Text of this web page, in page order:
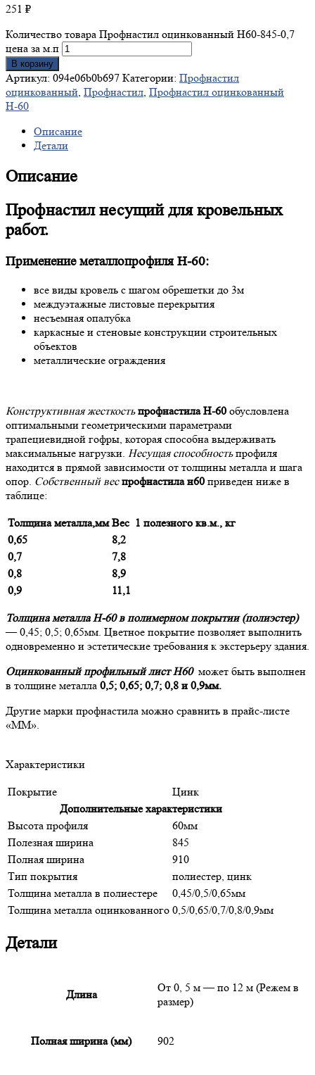
251 ₽
Количество товара Профнастил оцинкованный Н60-845-0,7
цена за м.п
В корзину
Артикул: 094e06b0b697 Категории: Профнастил
оцинкованный, Профнастил, Профнастил оцинкованный
Н-60
Описание
Детали
Описание
Профнастил несущий для кровельных
работ.
Применение металлопрофиля Н-60:
все виды кровель с шагом обрешетки до 3м
междуэтажные листовые перекрытия
несъемная опалубка
каркасные и стеновые конструкции строительных
объектов
металлические ограждения
Конструктивная жесткость профнастила Н-60 обусловлена
оптимальными геометрическими параметрами
трапециевидной гофры, которая способна выдерживать
максимальные нагрузки. Несущая способностьпрофиля
находится в прямой зависимости от толщины металла и шага
опор. Собственный веспрофнастила н60 приведен ниже в
таблице:
Толщина металла,мм Вес 1 полезного кв.м., кг
0,65
8,2
0,7
7,8
0,8
8,9
0,9
11,1
Толщина металла Н-60 в полимерном покрытии (полиэстер)
— 0,45; 0,5; 0,65мм. Цветное покрытие позволяет выполнить
одновременно и эстетические требования к экстерьеру здания.
Оцинкованный профильный лист Н60может быть выполнен
в толщине металла 0,5; 0,65; 0,7; 0,8 и 0,9мм.
Другие марки профнастила можно сравнить в прайс-листе
«ММ».
Характеристики
Покрытие
Цинк
Дополнительные характеристики
Высота профиля
60мм
Полезная ширина
845
Полная ширина
910
Тип покрытия
полиестер, цинк
Толщина металла в полиестере
0,45/0,5/0,65мм
Толщина металла оцинкованного 0,5/0,65/0,7/0,8/0,9мм
Детали
Длина
От 0, 5 м — по 12 м (Режем в
размер)
Полная ширина (мм) 902